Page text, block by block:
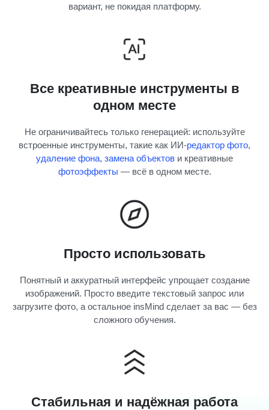
вариант, не покидая платформу.
Все креативные инструменты в
одном месте
Не ограничивайтесь только генерацией: используйте
встроенные инструменты, такие как ИИ-редактор фото,
удаление фона, замена объектов и креативные
фотоэффекты — всё в одном месте.
Просто использовать
Понятный и аккуратный интерфейс упрощает создание
изображений. Просто введите текстовый запрос или
загрузите фото, а остальное insMind сделает за вас — без
сложного обучения.
Стабильная и надёжная работа